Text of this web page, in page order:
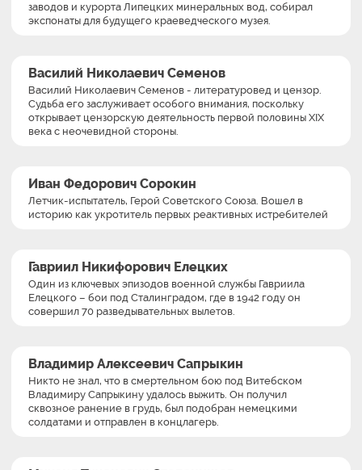
заводов и курорта Липецких минеральных вод, собирал
экспонаты для будущего краеведческого музея.
Василий Николаевич Семенов
Василий Николаевич Семенов - литературовед и цензор.
Судьба его заслуживает особого внимания, поскольку
открывает цензорскую деятельность первой половины XIX
века с неочевидной стороны.
Иван Федорович Сорокин
Летчик-испытатель, Герой Советского Союза. Вошел в
историю как укротитель первых реактивных истребителей
Гавриил Никифорович Елецких
Один из ключевых эпизодов военной службы Гавриила
Елецкого – бои под Сталинградом, где в 1942 году он
совершил 70 разведывательных вылетов.
Владимир Алексеевич Сапрыкин
Никто не знал, что в смертельном бою под Витебском
Владимиру Сапрыкину удалось выжить. Он получил
сквозное ранение в грудь, был подобран немецкими
солдатами и отправлен в концлагерь.